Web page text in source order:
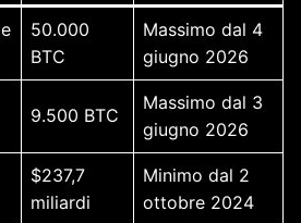
50.000
BTC
Massimo dal 4
giugno 2026
9.500 BTC
Massimo dal 3
giugno 2026
$237,7
miliardi
Minimo dal 2
ottobre 2024